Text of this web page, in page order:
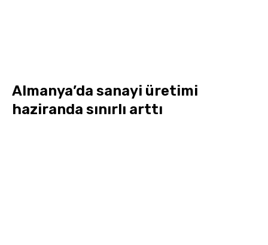
Almanya’da sanayi üretimi
haziranda sınırlı arttı